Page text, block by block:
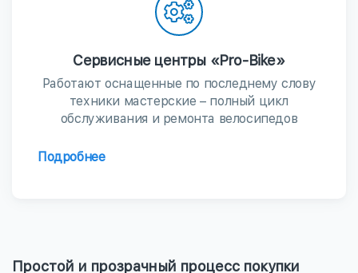
Сервисные центры «Pro-Bike»
Работают оснащенные по последнему слову
техники мастерские – полный цикл
обслуживания и ремонта велосипедов
Подробнее
Простой и прозрачный процесс покупки